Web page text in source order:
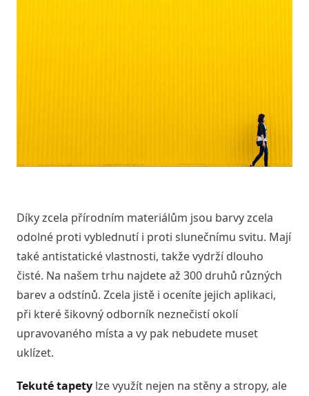
Díky zcela přírodním materiálům jsou barvy zcela
odolné proti vyblednutí i proti slunečnímu svitu. Mají
také antistatické vlastnosti, takže vydrží dlouho
čisté. Na našem trhu najdete až 300 druhů různých
barev a odstínů. Zcela jistě i oceníte jejich aplikaci,
při které šikovný odborník neznečistí okolí
upravovaného místa a vy pak nebudete muset
uklízet.
Tekuté tapety lze využít nejen na stěny a stropy, ale